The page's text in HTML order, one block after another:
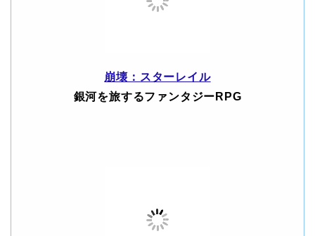
崩壊：スターレイル
銀河を旅するファンタジーRPG